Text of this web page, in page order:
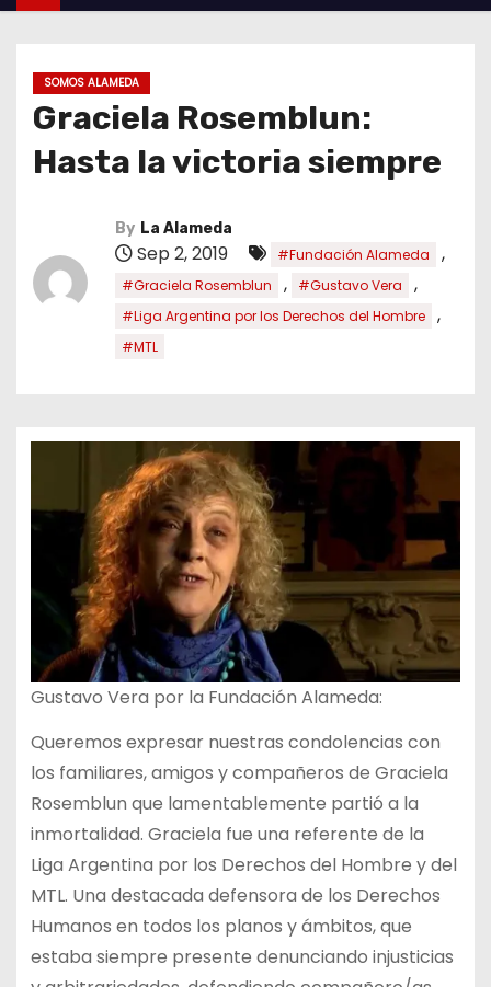
SOMOS ALAMEDA
Graciela Rosemblun:
Hasta la victoria siempre
By La Alameda
Sep 2, 2019 #Fundación Alameda ,
#Graciela Rosemblun , #Gustavo Vera ,
#Liga Argentina por los Derechos del Hombre ,
#MTL
Gustavo Vera por la Fundación Alameda:
Queremos expresar nuestras condolencias con
los familiares, amigos y compañeros de Graciela
Rosemblun que lamentablemente partió a la
inmortalidad. Graciela fue una referente de la
Liga Argentina por los Derechos del Hombre y del
MTL. Una destacada defensora de los Derechos
Humanos en todos los planos y ámbitos, que
estaba siempre presente denunciando injusticias